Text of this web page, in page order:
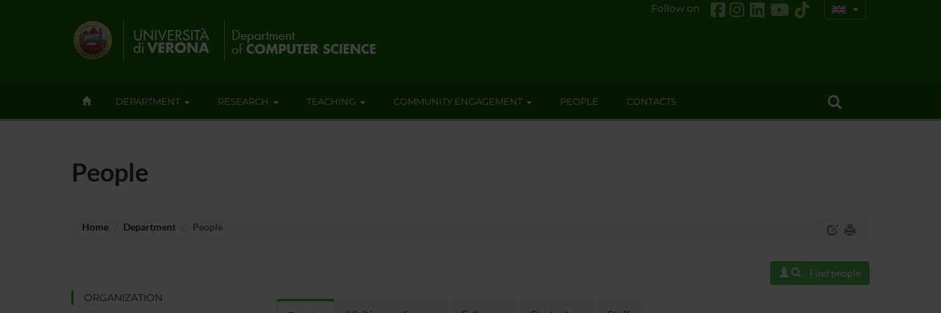
Follow on
DEPARTMENT RESEARCH TEACHING COMMUNITY ENGAGEMENT PEOPLE CONTACTS
People
Home Department People
ORGANIZATION
Find people